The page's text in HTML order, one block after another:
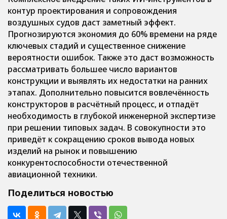
контур проектирования и сопровождения
воздушных судов даст заметный эффект.
Прогнозируются экономия до 60% времени на ряде
ключевых стадий и существенное снижение
вероятности ошибок. Также это даст возможность
рассматривать большее число вариантов
конструкции и выявлять их недостатки на ранних
этапах. Дополнительно повысится вовлечённость
конструкторов в расчётный процесс, и отпадёт
необходимость в глубокой инженерной экспертизе
при решении типовых задач. В совокупности это
приведёт к сокращению сроков вывода новых
изделий на рынок и повышению
конкурентоспособности отечественной
авиационной техники.
Поделиться новостью